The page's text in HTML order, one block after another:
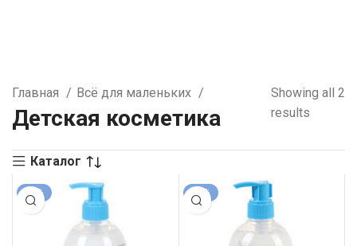
Главная Всё для маленьких
Детская косметика
Showing all 2
results
Каталог
-26% -26%